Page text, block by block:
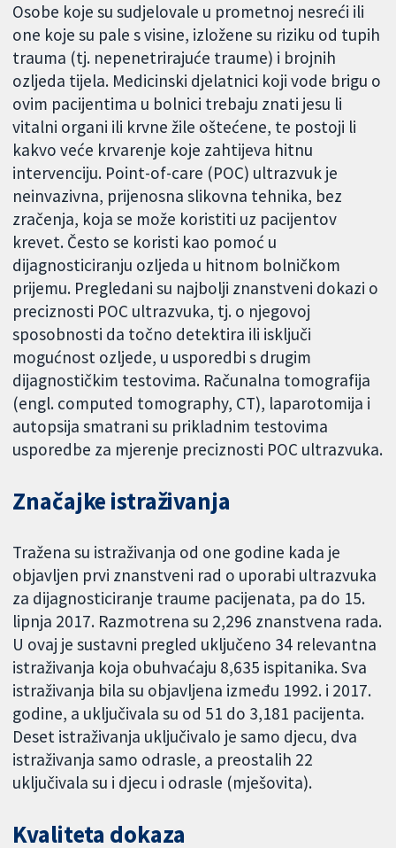
Osobe koje su sudjelovale u prometnoj nesreći ili
one koje su pale s visine, izložene su riziku od tupih
trauma (tj. nepenetrirajuće traume) i brojnih
ozljeda tijela. Medicinski djelatnici koji vode brigu o
ovim pacijentima u bolnici trebaju znati jesu li
vitalni organi ili krvne žile oštećene, te postoji li
kakvo veće krvarenje koje zahtijeva hitnu
intervenciju. Point-of-care (POC) ultrazvuk je
neinvazivna, prijenosna slikovna tehnika, bez
zračenja, koja se može koristiti uz pacijentov
krevet. Često se koristi kao pomoć u
dijagnosticiranju ozljeda u hitnom bolničkom
prijemu. Pregledani su najbolji znanstveni dokazi o
preciznosti POC ultrazvuka, tj. o njegovoj
sposobnosti da točno detektira ili isključi
mogućnost ozljede, u usporedbi s drugim
dijagnostičkim testovima. Računalna tomografija
(engl. computed tomography, CT), laparotomija i
autopsija smatrani su prikladnim testovima
usporedbe za mjerenje preciznosti POC ultrazvuka.
Značajke istraživanja
Tražena su istraživanja od one godine kada je
objavljen prvi znanstveni rad o uporabi ultrazvuka
za dijagnosticiranje traume pacijenata, pa do 15.
lipnja 2017. Razmotrena su 2,296 znanstvena rada.
U ovaj je sustavni pregled uključeno 34 relevantna
istraživanja koja obuhvaćaju 8,635 ispitanika. Sva
istraživanja bila su objavljena između 1992. i 2017.
godine, a uključivala su od 51 do 3,181 pacijenta.
Deset istraživanja uključivalo je samo djecu, dva
istraživanja samo odrasle, a preostalih 22
uključivala su i djecu i odrasle (mješovita).
Kvaliteta dokaza